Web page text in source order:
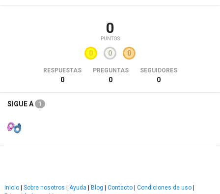
0
PUNTOS
0 0 0
RESPUESTAS
0
PREGUNTAS
0
SEGUIDORES
0
SIGUE A 1
Inicio Sobre nosotros Ayuda Blog Contacto Condiciones de uso